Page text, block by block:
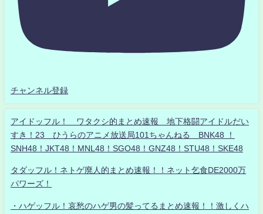
チャンネル登録
アイドッフル！ ワタクシ的まとめ速報 地下格闘アイドルだい
すき！23 ひうらのアニメ放送局101ちゃんねる BNK48 ！
SNH48！JKT48！MNL48！SGO48！GNZ48！STU48！SKE48
タダッフル！ネトゲ廃人的まとめ速報！！ネット乞食DE2000万
パワーズ！
・ハゲッフル！哀愁のハゲ男の髪ってるまとめ速報！！激しくハ